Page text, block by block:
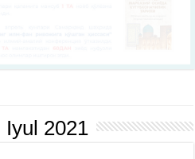
Iyul 2021